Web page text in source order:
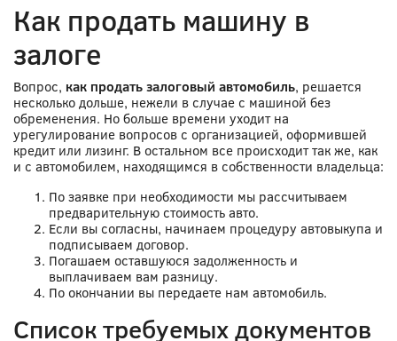
Как продать машину в
залоге
Вопрос, как продать залоговый автомобиль, решается
несколько дольше, нежели в случае с машиной без
обременения. Но больше времени уходит на
урегулирование вопросов с организацией, оформившей
кредит или лизинг. В остальном все происходит так же, как
и с автомобилем, находящимся в собственности владельца:
По заявке при необходимости мы рассчитываем
предварительную стоимость авто.
Если вы согласны, начинаем процедуру автовыкупа и
подписываем договор.
Погашаем оставшуюся задолженность и
выплачиваем вам разницу.
По окончании вы передаете нам автомобиль.
Список требуемых документов